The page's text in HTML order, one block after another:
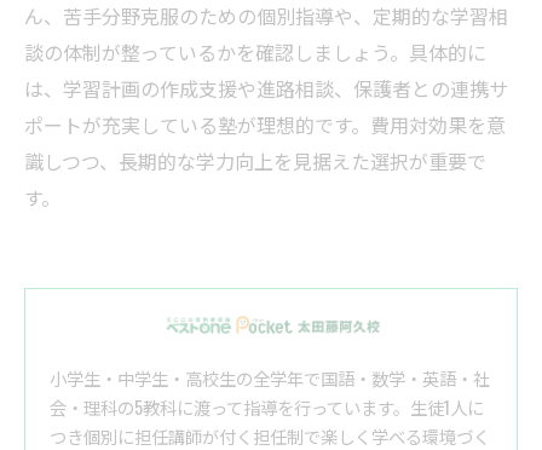
ん、苦手分野克服のための個別指導や、定期的な学習相
談の体制が整っているかを確認しましょう。具体的に
は、学習計画の作成支援や進路相談、保護者との連携サ
ポートが充実している塾が理想的です。費用対効果を意
識しつつ、長期的な学力向上を見据えた選択が重要で
す。
小学生・中学生・高校生の全学年で国語・数学・英語・社
会・理科の5教科に渡って指導を行っています。生徒1人に
つき個別に担任講師が付く担任制で楽しく学べる環境づく